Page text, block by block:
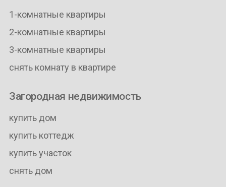
1-комнатные квартиры
2-комнатные квартиры
3-комнатные квартиры
снять комнату в квартире
Загородная недвижимость
купить дом
купить коттедж
купить участок
снять дом